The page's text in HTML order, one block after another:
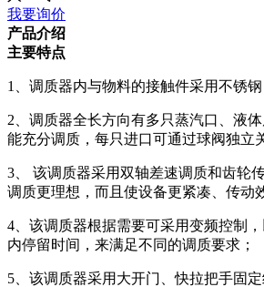
我要询价
产品介绍
主要特点
1、调质器内与物料的接触件采用不锈钢
2、调质器全长方向有多只蒸汽口、液
能充分调质，每只进口可通过球阀独立
3、 该调质器采用双轴差速调质和齿轮
调质更理想，而且使设备更紧凑、传动
4、该调质器根据需要可采用变频控制
内停留时间，来满足不同的调质要求；
5、该调质器采用大开门、快拉把手固